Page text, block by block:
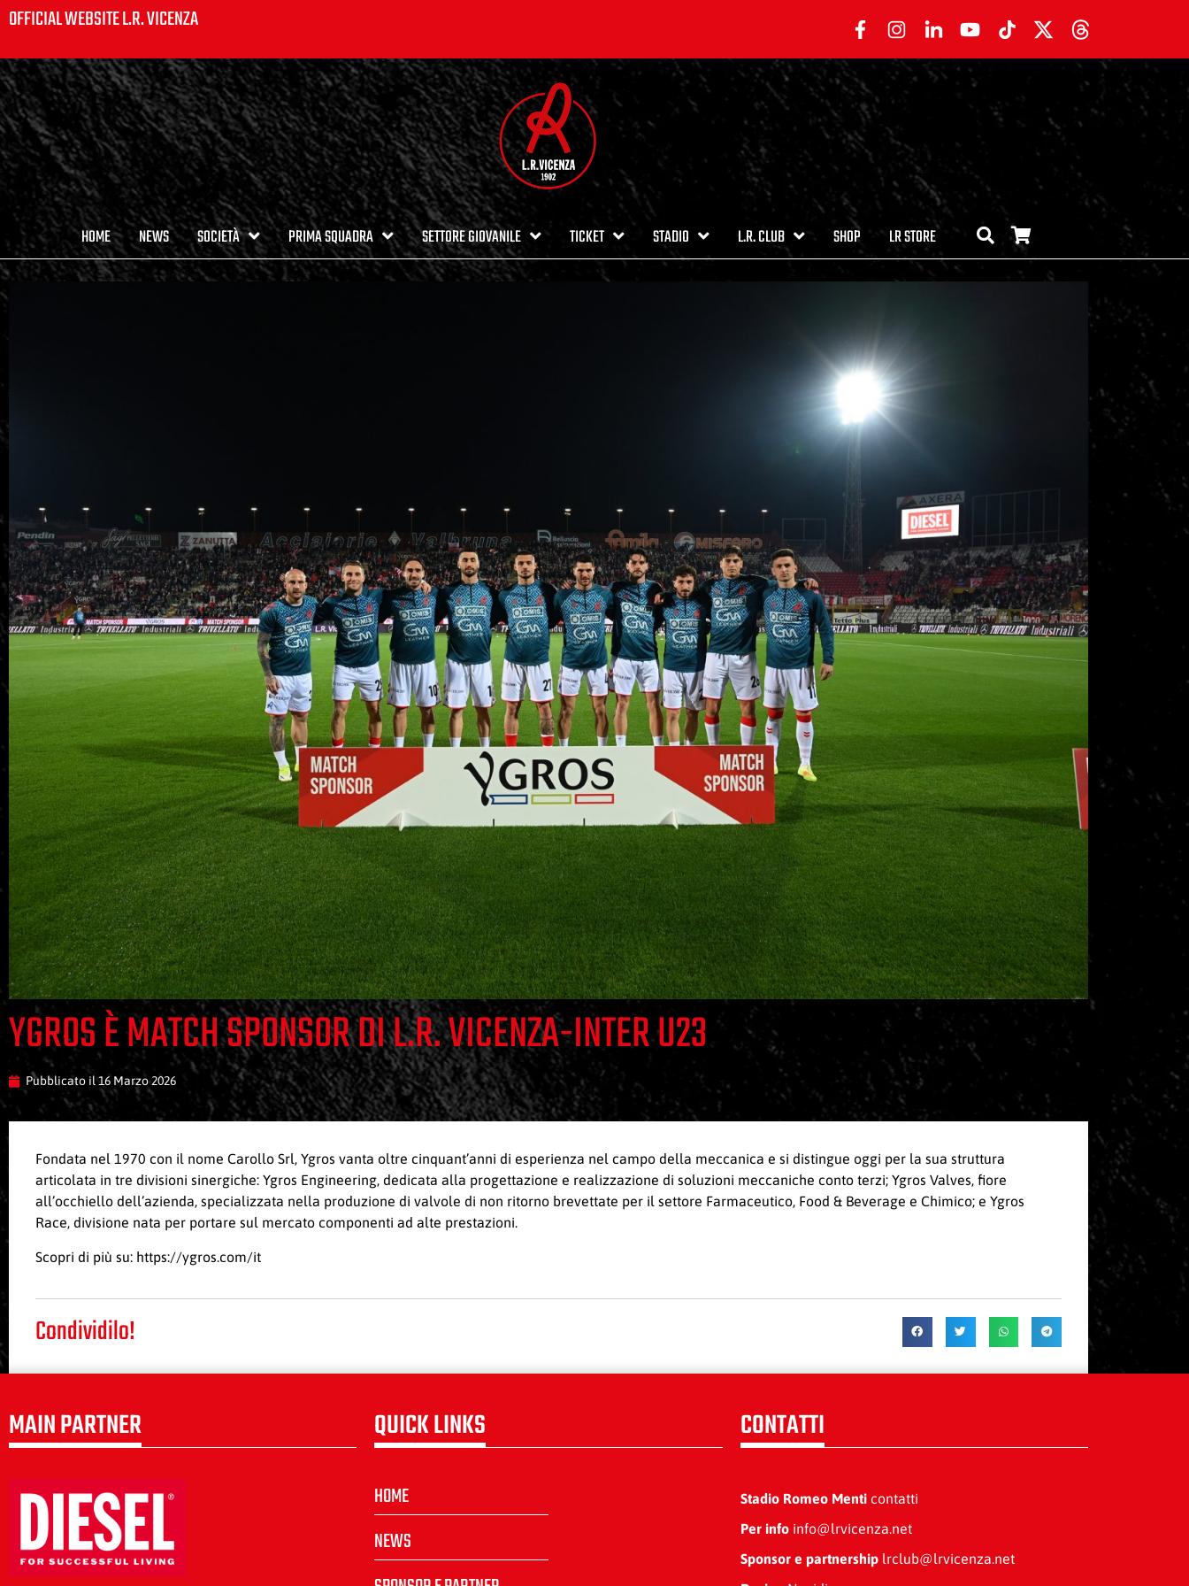
OFFICIAL WEBSITE L.R. VICENZA
HOME NEWS SOCIETÀ PRIMA SQUADRA SETTORE GIOVANILE TICKET STADIO L.R. CLUB SHOP LR STORE
YGROS È MATCH SPONSOR DI L.R. VICENZA-INTER U23
Pubblicato il16 Marzo 2026
Fondata nel 1970 con il nome Carollo Srl, Ygros vanta oltre cinquant’anni di esperienza nel campo della meccanica e si distingue oggi per la sua struttura
articolata in tre divisioni sinergiche: Ygros Engineering, dedicata alla progettazione e realizzazione di soluzioni meccaniche conto terzi; Ygros Valves, fiore
all’occhiello dell’azienda, specializzata nella produzione di valvole di non ritorno brevettate per il settore Farmaceutico, Food & Beverage e Chimico; e Ygros
Race, divisione nata per portare sul mercato componenti ad alte prestazioni.
Scopri di più su: https://ygros.com/it
Condividilo!
MAIN PARTNER QUICK LINKS
HOME
NEWS
CONTATTI
Stadio Romeo Menticontatti
Per infoinfo@lrvicenza.net
Sponsor e partnershiplrclub@lrvicenza.net